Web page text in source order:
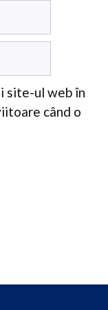
site-ul web în
când o